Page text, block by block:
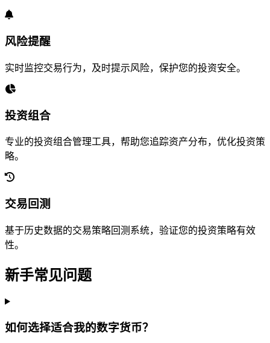
风险提醒
实时监控交易行为，及时提示风险，保护您的投资安全。
投资组合
专业的投资组合管理工具，帮助您追踪资产分布，优化投资策
略。
交易回测
基于历史数据的交易策略回测系统，验证您的投资策略有效
性。
新手常见问题
如何选择适合我的数字货币？